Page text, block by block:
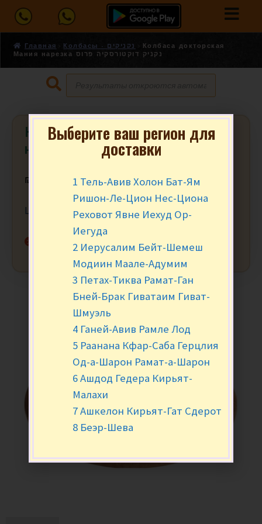
Главная Колбасы - נקניקים
Колбаса докторская
Мания нарезка נקניק דוקטורסקיה פרוס
Колбаса докторская Мания
нарезка נקניק דוקטורסקיה פרוס
₪ за 100 гр.
Цена за 100 гр. Мин. заказ от 200 гр. (2)
Нет в наличии
Выберите ваш регион для
доставки
1 Тель-Авив Холон Бат-Ям
Ришон-Ле-Цион Нес-Циона
Реховот Явне Иехуд Ор-
Иегуда
2 Иерусалим Бейт-Шемеш
Модиин Маале-Адумим
3 Петах-Тиква Рамат-Ган
Бней-Брак Гиватаим Гиват-
Шмуэль
4 Ганей-Авив Рамле Лод
5 Раанана Кфар-Саба Герцлия
Од-а-Шарон Рамат-а-Шарон
6 Ашдод Гедера Кирьят-
Малахи
7 Ашкелон Кирьят-Гат Сдерот
8 Беэр-Шева